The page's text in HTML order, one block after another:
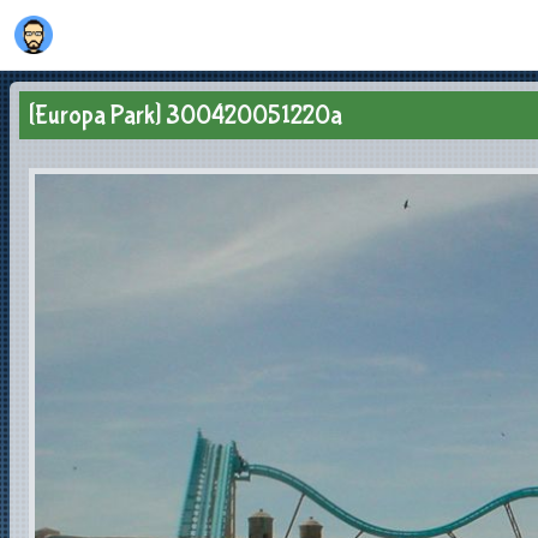
[Europa Park] 300420051220a